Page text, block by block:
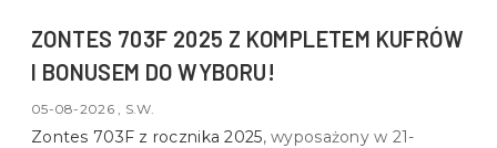
ZONTES 703F 2025 Z KOMPLETEM KUFRÓW
I BONUSEM DO WYBORU!
05-08-2026 , S.W.
Zontes 703F z rocznika 2025, wyposażony w 21-